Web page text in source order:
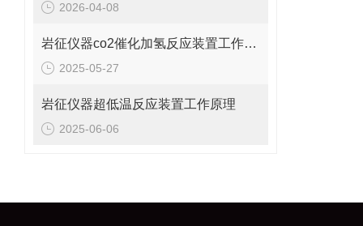
2026-04-08
岩征仪器co2催化加氢反应装置工作原理、典型应用
2025-05-27
岩征仪器超低温反应装置工作原理
2025-06-06